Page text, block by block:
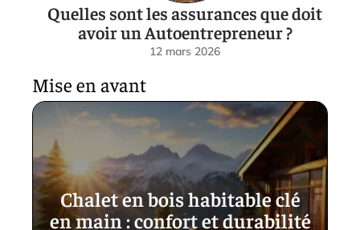
Quelles sont les assurances que doit
avoir un Autoentrepreneur ?
12 mars 2026
Mise en avant
Chalet en bois habitable clé
en main : confort et durabilité